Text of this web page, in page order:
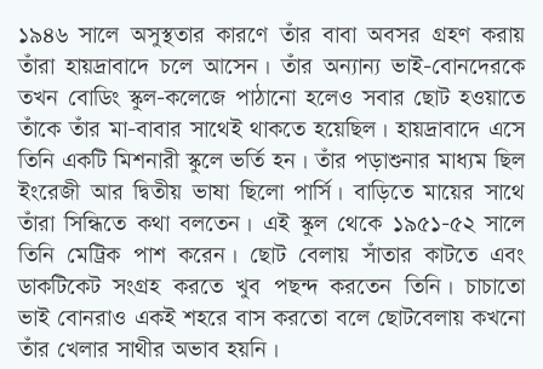
১৯৪৬ সালে অসুস্থতার কারণে তাঁর বাবা অবসর গ্রহণ করায়
তাঁরা হায়দ্রাবাদে চলে আসেন। তাঁর অন্যান্য ভাই-বোনদেরকে
তখন বোডিং স্কুল-কলেজে পাঠানো হলেও সবার ছোট হওয়াতে
তাঁকে তাঁর মা-বাবার সাথেই থাকতে হয়েছিল। হায়দ্রাবাদে এসে
তিনি একটি মিশনারী স্কুলে ভর্তি হন। তাঁর পড়াশুনার মাধ্যম ছিল
ইংরেজী আর দ্বিতীয় ভাষা ছিলো পার্সি। বাড়িতে মায়ের সাথে
তাঁরা সিন্ধিতে কথা বলতেন। এই স্কুল থেকে ১৯৫১-৫২ সালে
তিনি মেট্রিক পাশ করেন। ছোট বেলায় সাঁতার কাটতে এবং
ডাকটিকেট সংগ্রহ করতে খুব পছন্দ করতেন তিনি। চাচাতো
ভাই বোনরাও একই শহরে বাস করতো বলে ছোটবেলায় কখনো
তাঁর খেলার সাথীর অভাব হয়নি।